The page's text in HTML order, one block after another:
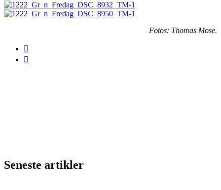
Fotos: Thomas Mose.
Seneste artikler